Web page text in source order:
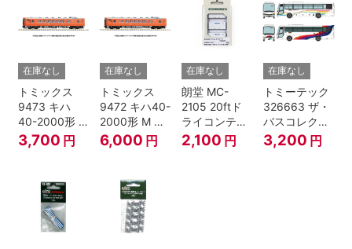
在庫なし
トミックス
9473 キハ
40-2000形 T
Nゲージ
3,700 円
在庫なし
トミックス
9472 キハ40-
2000形 M N
ゲージ
6,000 円
在庫なし
朗堂 MC-
2105 20ftド
ライコンテナ
タイプ
TRANCY
2,100 円
在庫なし
トミーテック
326663 ザ・
バスコレクシ
ョン 西日本鉄
道・九州産交
3,200 円